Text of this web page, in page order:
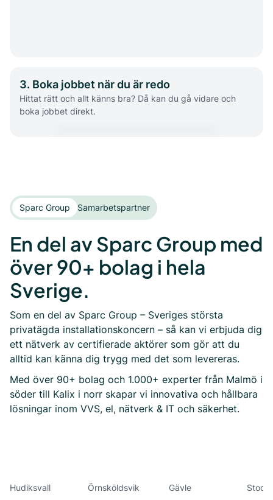
3. Boka jobbet när du är redo
Hittat rätt och allt känns bra? Då kan du gå vidare och
boka jobbet direkt.
Sparc Group Samarbetspartner
En del av Sparc Group med
över 90+ bolag i hela
Sverige.
Som en del av Sparc Group – Sveriges största
privatägda installationskoncern – så kan vi erbjuda dig
ett nätverk av certifierade aktörer som gör att du
alltid kan känna dig trygg med det som levereras.
Med över 90+ bolag och 1.000+ experter från Malmö i
söder till Kalix i norr skapar vi innovativa och hållbara
lösningar inom VVS, el, nätverk & IT och säkerhet.
Hudiksvall Örnsköldsvik Gävle